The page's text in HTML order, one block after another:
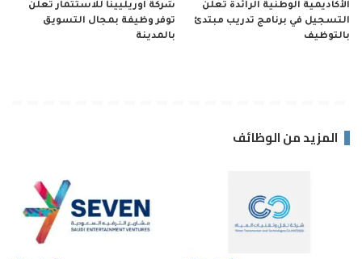
الأكاديمية الوطنية الرائدة تعلن
التسجيل في برنامج تدريب مبتدئ
بالتوظيف
شركة أوريليينا للاستثمار تعلن
توفر وظيفة بمجال التسويق
بالمدينة
المزيد من الوظائف